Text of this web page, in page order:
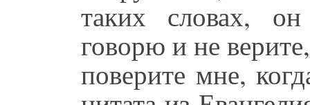
таких словах,
говорю и не
поверите мне,